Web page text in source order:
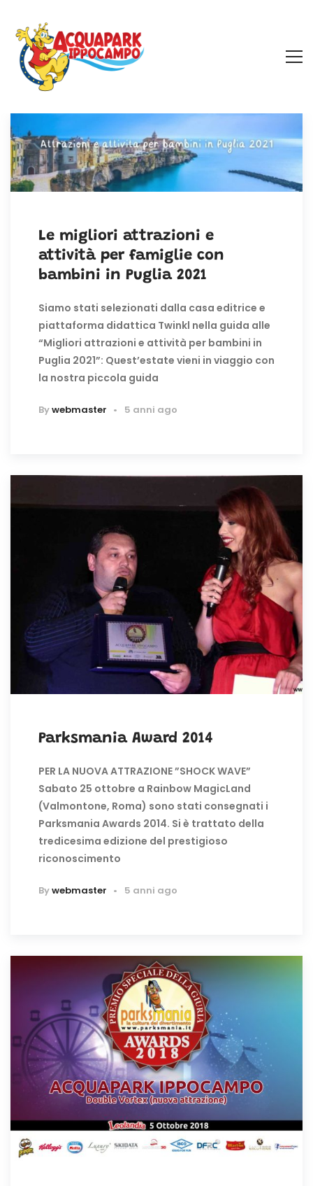
Le migliori attrazioni e
attività per famiglie con
bambini in Puglia 2021
Siamo stati selezionati dalla casa editrice e
piattaforma didattica Twinkl nella guida alle
“Migliori attrazioni e attività per bambini in
Puglia 2021”: Quest’estate vieni in viaggio con
la nostra piccola guida
Bywebmaster 5 anni ago
Parksmania Award 2014
PER LA NUOVA ATTRAZIONE ”SHOCK WAVE”
Sabato 25 ottobre a Rainbow MagicLand
(Valmontone, Roma) sono stati consegnati i
Parksmania Awards 2014. Si è trattato della
tredicesima edizione del prestigioso
riconoscimento
Bywebmaster 5 anni ago